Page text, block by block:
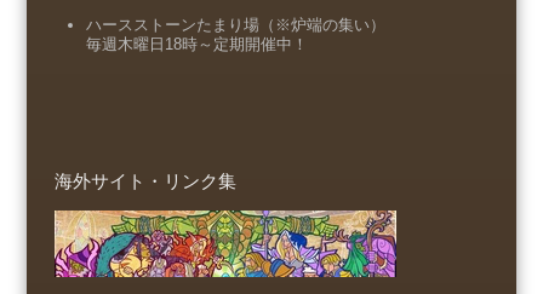
ハースストーンたまり場（※炉端の集い）
毎週木曜日18時～定期開催中！
海外サイト・リンク集